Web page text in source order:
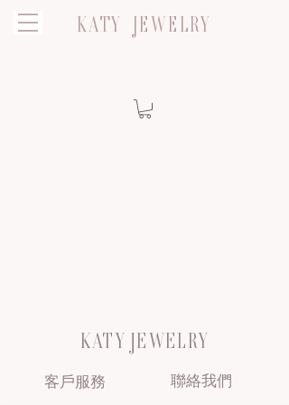
KATY JEWELRY
KATY JEWELRY
客戶服務 聯絡我們